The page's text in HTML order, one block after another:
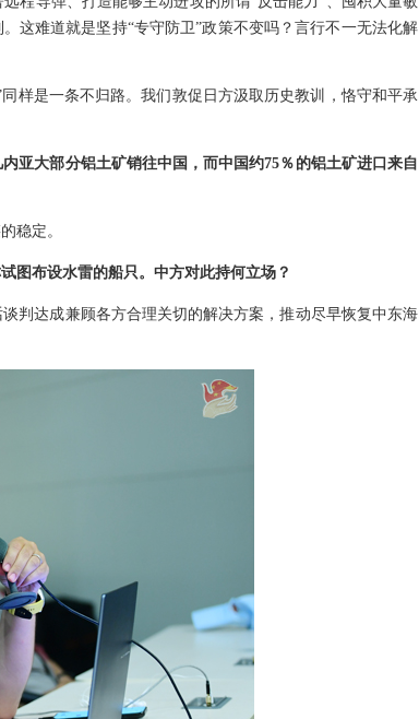
这难道就是坚持“专守防卫”政策不变吗？言行不一无法化解
样是一条不归路。我们敦促日方汲取历史教训，恪守和平承
亚大部分铝土矿销往中国，而中国约75％的铝土矿进口来自
稳定。
图布设水雷的船只。中方对此持何立场？
判达成兼顾各方合理关切的解决方案，推动尽早恢复中东海